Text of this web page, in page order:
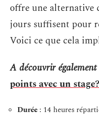
offre une alternative
jours suffisent pour
Voici ce que cela
A découvrir
points avec un stage?
Durée : 14 heures